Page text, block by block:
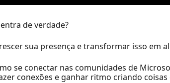
de verdade?
sua presença e transformar isso em
se conectar nas comunidades de
conexões e ganhar ritmo criando